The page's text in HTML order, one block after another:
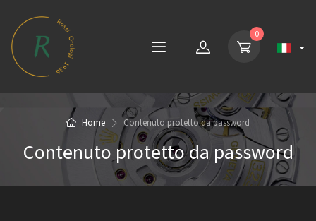
0
Home Contenuto protetto da password
Contenuto protetto da password